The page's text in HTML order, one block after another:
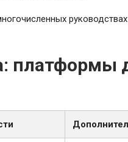
платформы